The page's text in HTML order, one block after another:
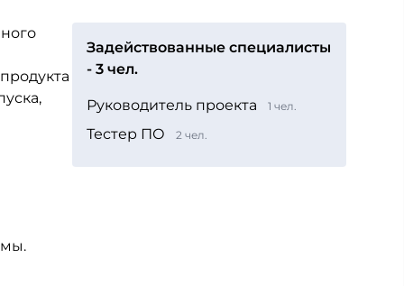
Задействованные специалисты
- 3 чел.
Руководитель проекта 1 чел.
Тестер ПО 2 чел.